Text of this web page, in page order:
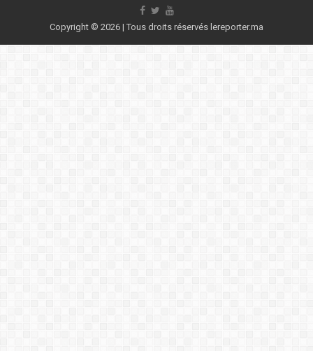
Copyright © 2026 | Tous droits réservés lereporter.ma